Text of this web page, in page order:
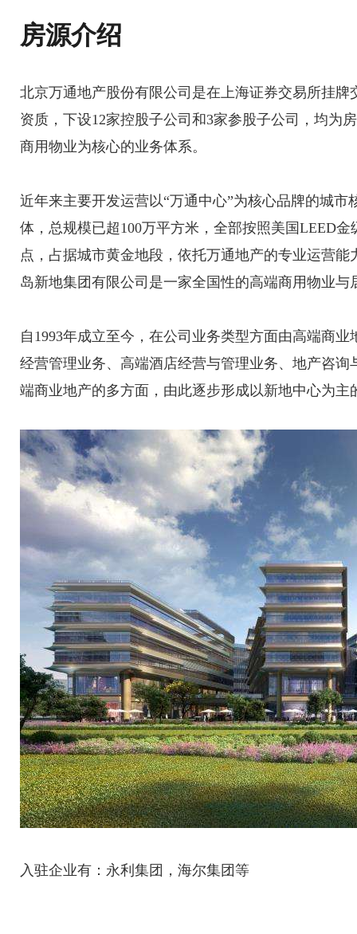
房源介绍
北京万通地产股份有限公司是在上海证券交易所挂
资质，下设12家控股子公司和3家参股子公司，均为
商用物业为核心的业务体系。
近年来主要开发运营以“万通中心”为核心品牌的城
体，总规模已超100万平方米，全部按照美国LEED
点，占据城市黄金地段，依托万通地产的专业运营
岛新地集团有限公司是一家全国性的高端商用物业与
自1993年成立至今，在公司业务类型方面由高端商
经营管理业务、高端酒店经营与管理业务、地产咨
端商业地产的多方面，由此逐步形成以新地中心为主
入驻企业有：永利集团，海尔集团等